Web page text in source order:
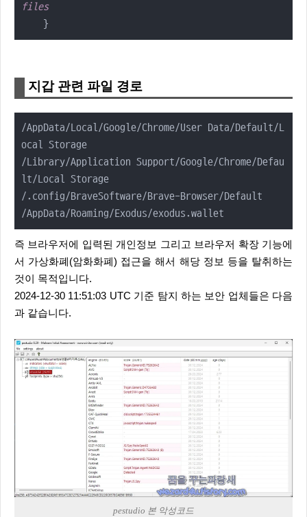
files
    }
지갑 관련 파일 경로
/AppData/Local/Google/Chrome/User Data/Default/L
ocal Storage
/Library/Application Support/Google/Chrome/Defau
lt/Local Storage
/.config/BraveSoftware/Brave-Browser/Default
/AppData/Roaming/Exodus/exodus.wallet
즉 브라우저에 입력된 개인정보 그리고 브라우저 확장 기능에
서 가상화폐(암화화폐) 접근을 해서 해당 정보 등을 탈취하는
것이 목적입니다.
2024-12-30 11:51:03 UTC 기준 탐지 하는 보안 업체들은 다음
과 같습니다.
pestudio 본 악성코드